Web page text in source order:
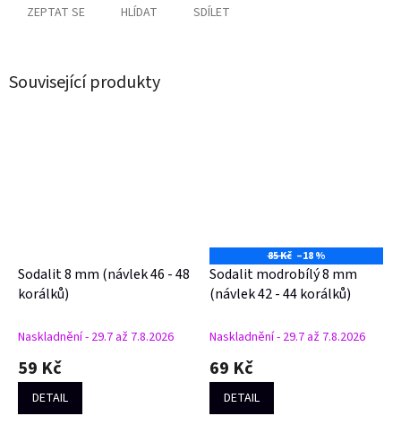
ZEPTAT SE HLÍDAT SDÍLET
Související produkty
Sodalit 8 mm (návlek 46 - 48
korálků)
Naskladnění - 29.7 až 7.8.2026
59 Kč
DETAIL
85 Kč –18 %
Sodalit modrobílý 8 mm
(návlek 42 - 44 korálků)
Naskladnění - 29.7 až 7.8.2026
69 Kč
DETAIL